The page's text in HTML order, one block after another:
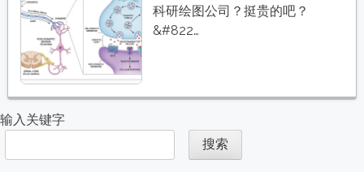
量
真
的
科研绘图公司？挺贵的吧？
&#822…
输入关键字
搜索